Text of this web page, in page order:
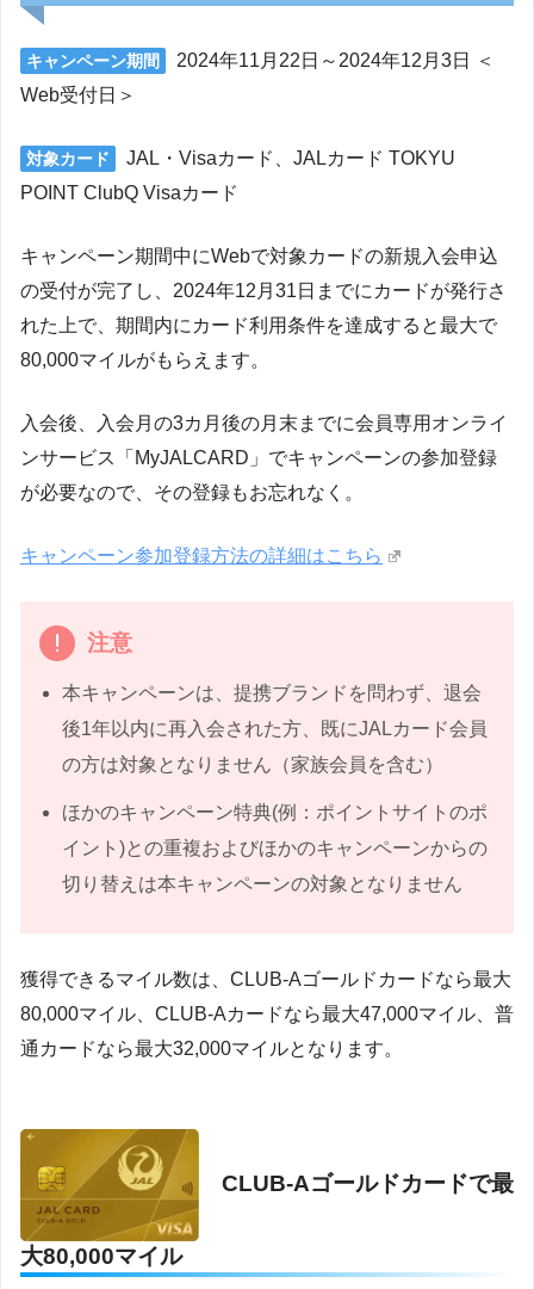
キャンペーン期間
2024年11月22日～2024年12月3日 ＜
Web受付日＞
対象カード
JAL・Visaカード、JALカード TOKYU
POINT ClubQ Visaカード
キャンペーン期間中にWebで対象カードの新規入会申込
の受付が完了し、2024年12月31日までにカードが発行さ
れた上で、期間内にカード利用条件を達成すると最大で
80,000マイルがもらえます。
入会後、入会月の3カ月後の月末までに会員専用オンライ
ンサービス「MyJALCARD」でキャンペーンの参加登録
が必要なので、その登録もお忘れなく。
キャンペーン参加登録方法の詳細はこちら
注意
本キャンペーンは、提携ブランドを問わず、退会
後1年以内に再入会された方、既にJALカード会員
の方は対象となりません（家族会員を含む）
ほかのキャンペーン特典(例：ポイントサイトのポ
イント)との重複およびほかのキャンペーンからの
切り替えは本キャンペーンの対象となりません
獲得できるマイル数は、CLUB-Aゴールドカードなら最大
80,000マイル、CLUB-Aカードなら最大47,000マイル、普
通カードなら最大32,000マイルとなります。
CLUB-Aゴールドカードで最
大80,000マイル